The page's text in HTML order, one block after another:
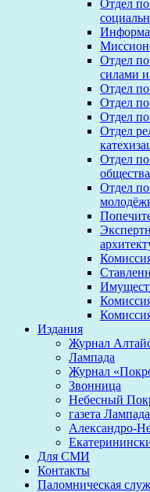
Отдел по
Отдел
силами
Отдел по
Отдел
Отдел
Отдел
Отдел
общества
Отдел
Издания
Журнал
Лампада
Журнал
Звонница
Небесный
газета Лампада
Александро-
Для СМИ
Контакты
Паломническая